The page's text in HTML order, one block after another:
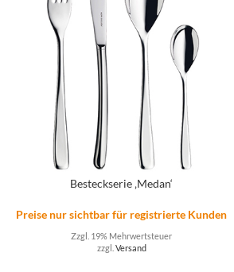
Besteckserie ‚Medan‘
Preise nur sichtbar für registrierte Kunden
Zzgl. 19% Mehrwertsteuer
zzgl. Versand